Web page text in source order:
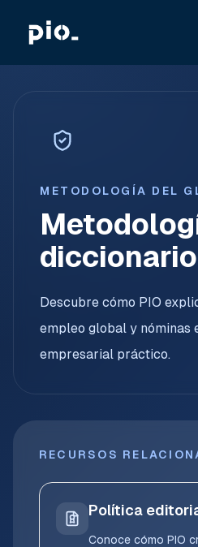
METODOLOGÍA DEL
diccionario
Descubre cómo PIO
empleo global y nóminas
empresarial práctico.
RECURSOS
Política
Conoce cómo PIO